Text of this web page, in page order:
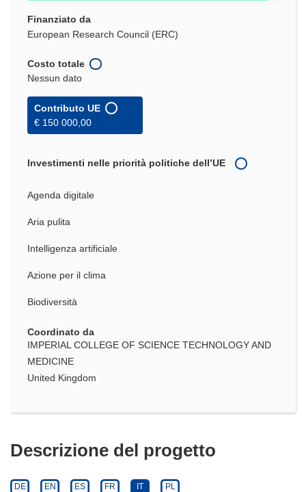
Finanziato da
European Research Council (ERC)
Costo totale
Nessun dato
Contributo UE
€ 150 000,00
Investimenti nelle priorità politiche dell’UE
Agenda digitale
Aria pulita
Intelligenza artificiale
Azione per il clima
Biodiversità
Coordinato da
IMPERIAL COLLEGE OF SCIENCE TECHNOLOGY AND
MEDICINE
United Kingdom
Descrizione del progetto
DE EN ES FR IT PL